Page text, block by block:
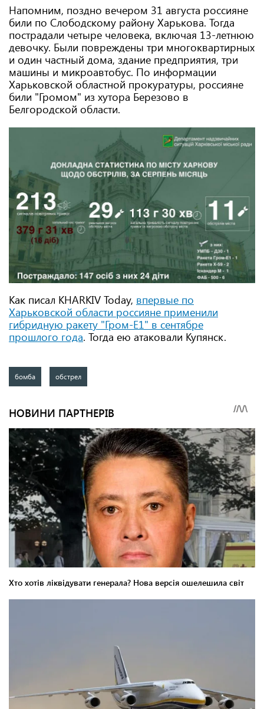
Напомним, поздно вечером 31 августа россияне
били по Слободскому району Харькова. Тогда
пострадали четыре человека, включая 13-летнюю
девочку. Были повреждены три многоквартирных
и один частный дома, здание предприятия, три
машины и микроавтобус. По информации
Харьковской областной прокуратуры, россияне
били "Громом" из хутора Березово в
Белгородской области.
Как писал KHARKIV Today, впервые по
Харьковской области россияне применили
гибридную ракету "Гром-Е1" в сентябре
прошлого года. Тогда ею атаковали Купянск.
бомба обстрел